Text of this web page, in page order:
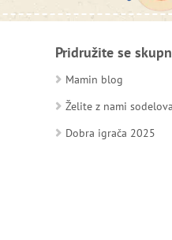
Pridružite se
Mamin blog
Želite z nami
Dobra igrača 2025